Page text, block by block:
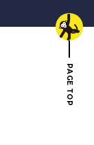
PAGE TOP